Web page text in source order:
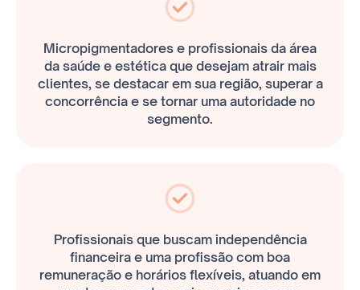
Micropigmentadores e profissionais da área
da saúde e estética que desejam atrair mais
clientes, se destacar em sua região, superar a
concorrência e se tornar uma autoridade no
segmento.
Profissionais que buscam independência
financeira e uma profissão com boa
remuneração e horários flexíveis, atuando em